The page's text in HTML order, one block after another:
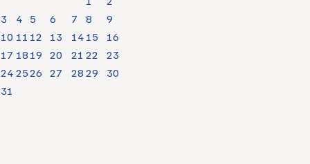
3
4 5 6 7 8
9
10 11 12 13 14 15
16
17 18 19 20 21 22
23
24 2526 27 28 29
30
31